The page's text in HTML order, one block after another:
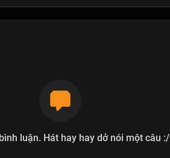
luận. Hát hay hay dở nói một câu :/